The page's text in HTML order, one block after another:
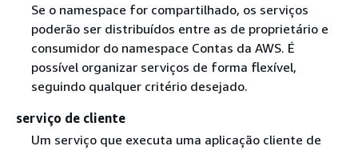
Se o namespace for compartilhado, os serviços
poderão ser distribuídos entre as de proprietário e
consumidor do namespace Contas da AWS. É
possível organizar serviços de forma flexível,
seguindo qualquer critério desejado.
serviço de cliente
Um serviço que executa uma aplicação cliente de